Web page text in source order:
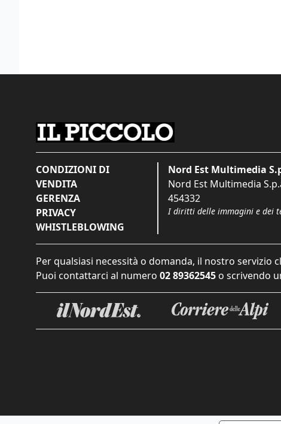
CONDIZIONI DI
VENDITA
GERENZA
PRIVACY
WHISTLEBLOWING
Nord Est Multimedia
Nord Est Multimedia
454332
I diritti delle immagini e dei
Per qualsiasi necessità o domanda, il nostro servizio
Puoi contattarci al numero 02 89362545 o scrivendo